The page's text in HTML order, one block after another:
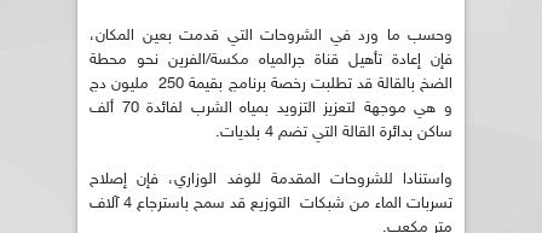
وحسب ما ورد في الشروحات التي قدمت بعين المكان،
فإن إعادة تأهيل قناة جرالمياه مكسة/الفرين نحو محطة
الضخ بالقالة قد تطلبت رخصة برنامج بقيمة 250 مليون دج
و هي موجهة لتعزيز التزويد بمياه الشرب لفائدة 70 ألف
ساكن بدائرة القالة التي تضم 4 بلديات.
واستنادا للشروحات المقدمة للوفد الوزاري، فإن إصلاح
تسربات الماء من شبكات التوزيع قد سمح باسترجاع 4 آلاف
متر مكعب.